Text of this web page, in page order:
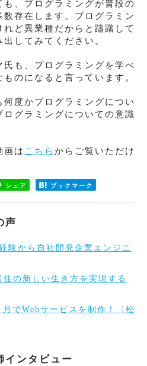
も、プログラミングが普段の
存在します。プログラミン
ど異業種だからと躊躇して
してみてください。
も、プログラミングを学べ
のになると言っています。
度かプログラミングについ
グラミングについての意識
画は こちら からご覧いただけ
シェア ブックマーク
声
験から自社開発企業エンジニ
の新しい生き方を実現する
でWebサービスを制作！〈松
インタビュー